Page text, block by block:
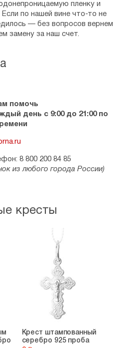
помочь
день с 9:00 до 21:00 по
8 800 200 84 85
из любого города России)
пленку и
по нашей вине что-то не
— без вопросов вернем
замену за наш счет.
кресты
Крест штампованный
серебро 925 проба